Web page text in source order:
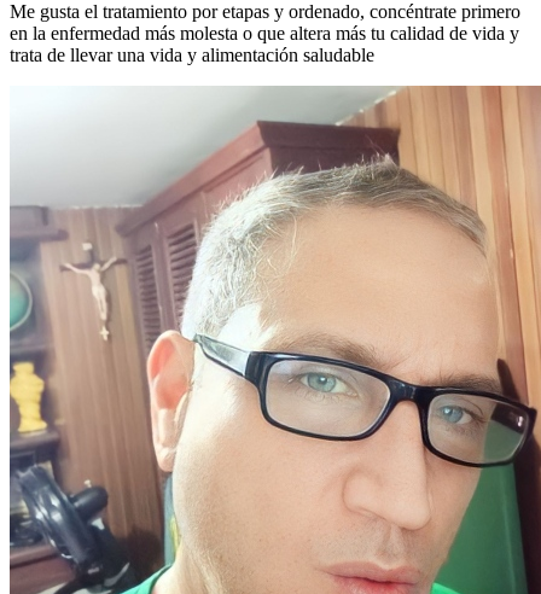
Me gusta el tratamiento por etapas y ordenado, concéntrate primero
en la enfermedad más molesta o que altera más tu calidad de vida y
trata de llevar una vida y alimentación saludable